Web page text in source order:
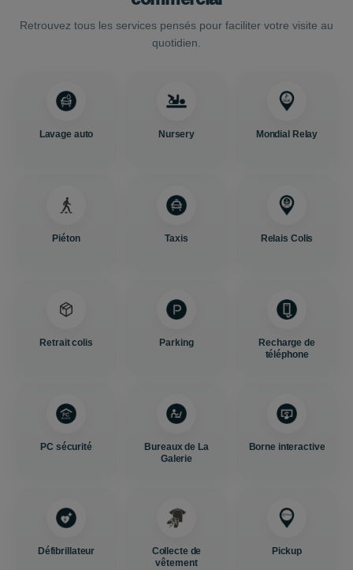
Retrouvez tous les services pensés pour faciliter votre visite au
quotidien.
Lavage auto Nursery Mondial Relay
Piéton Taxis Relais Colis
Retrait colis Parking
Recharge de
téléphone
PC sécurité
Bureaux de La
Galerie
Borne interactive
Défibrillateur
Collecte de
vêtement
Pickup